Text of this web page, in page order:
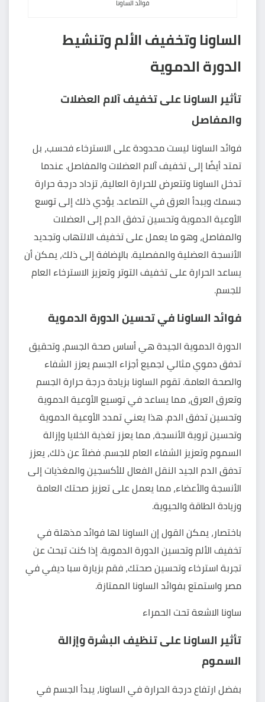
فوائد الساونا
الساونا وتخفيف الألم وتنشيط
الدورة الدموية
تأثير الساونا على تخفيف آلام العضلات
والمفاصل
فوائد الساونا ليست محدودة على الاسترخاء فحسب، بل
تمتد أيضًا إلى تخفيف آلام العضلات والمفاصل. عندما
تدخل الساونا وتتعرض للحرارة العالية، تزداد درجة حرارة
جسمك ويبدأ العرق في التصاعد. يؤدي ذلك إلى توسع
الأوعية الدموية وتحسين تدفق الدم إلى العضلات
والمفاصل، وهو ما يعمل على تخفيف الالتهاب وتجديد
الأنسجة العضلية والمفصلية. بالإضافة إلى ذلك، يمكن أن
يساعد الحرارة على تخفيف التوتر وتعزيز الاسترخاء العام
للجسم.
فوائد الساونا في تحسين الدورة الدموية
الدورة الدموية الجيدة هي أساس صحة الجسم، وتحقيق
تدفق دموي مثالي لجميع أجزاء الجسم يعزز الشفاء
والصحة العامة. تقوم الساونا بزيادة درجة حرارة الجسم
وتعرق العرق، مما يساعد في توسيع الأوعية الدموية
وتحسين تدفق الدم. هذا يعني تمدد الأوعية الدموية
وتحسين تروية الأنسجة، مما يعزز تغذية الخلايا وإزالة
السموم وتعزيز الشفاء العام للجسم. فضلاً عن ذلك، يعزز
تدفق الدم الجيد النقل الفعال للأكسجين والمغذيات إلى
الأنسجة والأعضاء، مما يعمل على تعزيز صحتك العامة
وزيادة الطاقة والحيوية.
باختصار، يمكن القول إن الساونا لها فوائد مذهلة في
تخفيف الألم وتحسين الدورة الدموية. إذا كنت تبحث عن
تجربة استرخاء وتحسين صحتك، فقم بزيارة سبا ديفي في
مصر واستمتع بفوائد الساونا الممتازة.
ساونا الاشعة تحت الحمراء
تأثير الساونا على تنظيف البشرة وإزالة
السموم
بفضل ارتفاع درجة الحرارة في الساونا، يبدأ الجسم في